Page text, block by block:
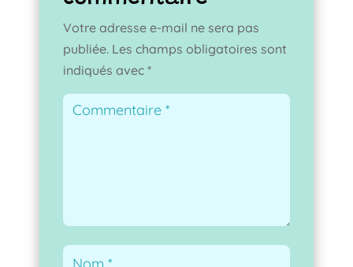
Votre adresse e-mail ne sera pas
publiée. Les champs obligatoires sont
indiqués avec *